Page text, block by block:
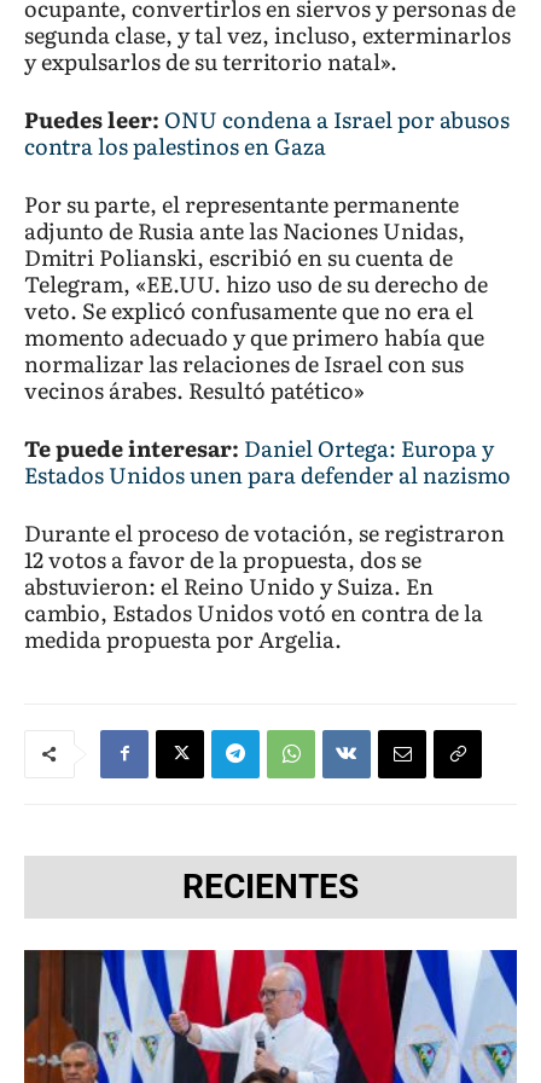
ocupante, convertirlos en siervos y personas de
segunda clase, y tal vez, incluso, exterminarlos
y expulsarlos de su territorio natal».
Puedes leer: ONU condena a Israel por abusos
contra los palestinos en Gaza
Por su parte, el representante permanente
adjunto de Rusia ante las Naciones Unidas,
Dmitri Polianski, escribió en su cuenta de
Telegram, «EE.UU. hizo uso de su derecho de
veto. Se explicó confusamente que no era el
momento adecuado y que primero había que
normalizar las relaciones de Israel con sus
vecinos árabes. Resultó patético»
Te puede interesar: Daniel Ortega: Europa y
Estados Unidos unen para defender al nazismo
Durante el proceso de votación, se registraron
12 votos a favor de la propuesta, dos se
abstuvieron: el Reino Unido y Suiza. En
cambio, Estados Unidos votó en contra de la
medida propuesta por Argelia.
RECIENTES